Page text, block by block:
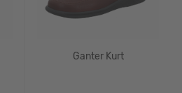
Ganter Kurt